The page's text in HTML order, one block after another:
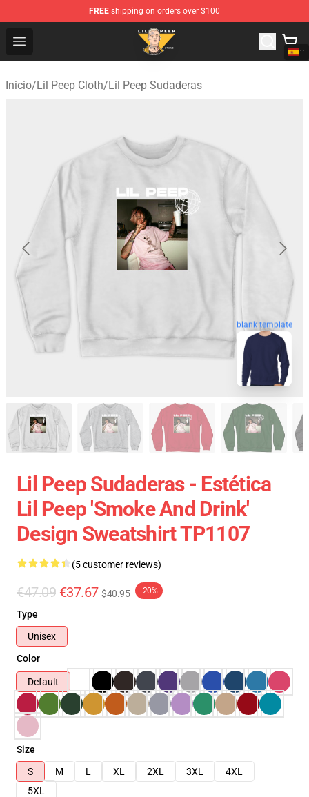
FREE shipping on orders over $100
Open menu
Lil Peep Store - Official Lil Peep Merchandise Shop
Inicio/Lil Peep Cloth/Lil Peep Sudaderas
blank template
Lil Peep Sudaderas - Estética
Lil Peep 'Smoke And Drink'
Design Sweatshirt TP1107
(5 customer reviews)
€47.09 €37.67 $40.95 -20%
Type
Unisex
Color
Default
Size
S
M L XL 2XL 3XL
4XL
5XL